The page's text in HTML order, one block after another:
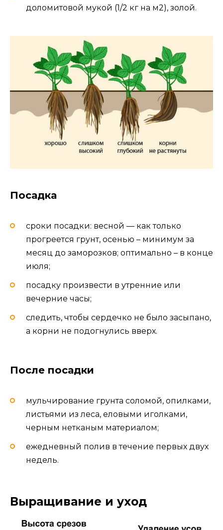
доломитовой мукой (1/2 кг на м2), золой.
Посадка
сроки посадки: весной — как только
прогреется грунт, осенью – минимум за
месяц до заморозков; оптимально – в конце
июля;
посадку произвести в утренние или
вечерние часы;
следить, чтобы сердечко не было засыпано,
а корни не подогнулись вверх.
После посадки
мульчирование грунта соломой, опилками,
листьями из леса, еловыми иголками,
черным нетканым материалом;
ежедневный полив в течение первых двух
недель.
Выращивание и уход